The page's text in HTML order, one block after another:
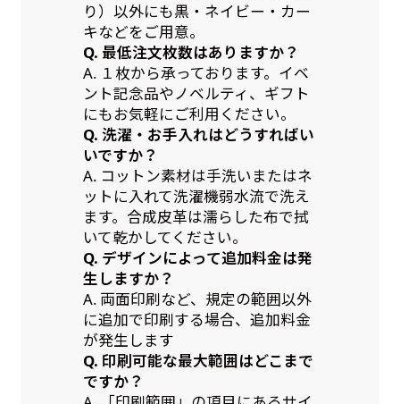
り）以外にも黒・ネイビー・カー
キなどをご用意。
Q. 最低注文枚数はありますか？
A. １枚から承っております。イベ
ント記念品やノベルティ、ギフト
にもお気軽にご利用ください。
Q. 洗濯・お手入れはどうすればい
いですか？
A. コットン素材は手洗いまたはネ
ットに入れて洗濯機弱水流で洗え
ます。合成皮革は濡らした布で拭
いて乾かしてください。
Q. デザインによって追加料金は発
生しますか？
A. 両面印刷など、規定の範囲以外
に追加で印刷する場合、追加料金
が発生します
Q. 印刷可能な最大範囲はどこまで
ですか？